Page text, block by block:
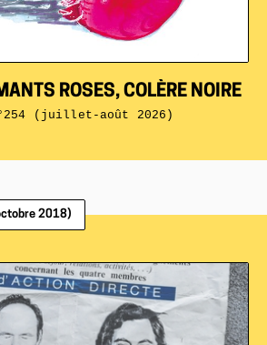
ROSES, COLÈRE NOIRE
(juillet-août 2026)
2018)